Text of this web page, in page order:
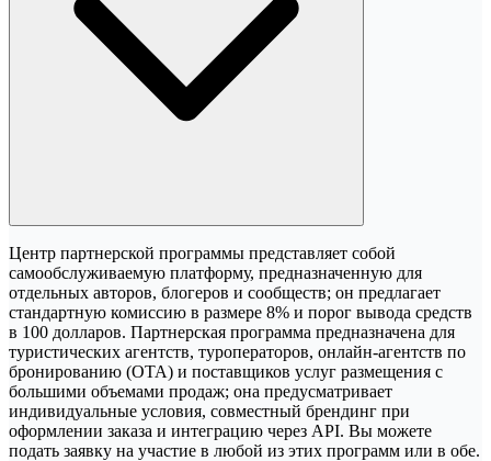
Центр партнерской программы представляет собой
самообслуживаемую платформу, предназначенную для
отдельных авторов, блогеров и сообществ; он предлагает
стандартную комиссию в размере 8% и порог вывода средств
в 100 долларов. Партнерская программа предназначена для
туристических агентств, туроператоров, онлайн-агентств по
бронированию (OTA) и поставщиков услуг размещения с
большими объемами продаж; она предусматривает
индивидуальные условия, совместный брендинг при
оформлении заказа и интеграцию через API. Вы можете
подать заявку на участие в любой из этих программ или в обе.